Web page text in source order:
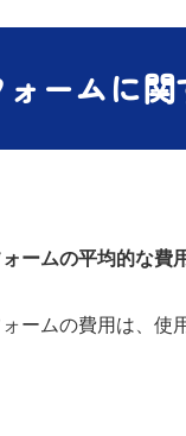
ォームに
ォームの平均的な費
ォームの費用は、